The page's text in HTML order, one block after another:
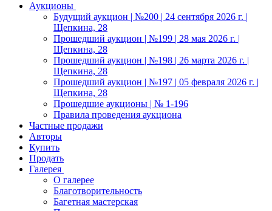
Аукционы
Будущий аукцион | №200 | 24 сентября 2026 г. |
Щепкина, 28
Прошедший аукцион | №199 | 28 мая 2026 г. |
Щепкина, 28
Прошедший аукцион | №198 | 26 марта 2026 г. |
Щепкина, 28
Прошедший аукцион | №197 | 05 февраля 2026 г. |
Щепкина, 28
Прошедшие аукционы | № 1-196
Правила проведения аукциона
Частные продажи
Авторы
Купить
Продать
Галерея
О галерее
Благотворительность
Багетная мастерская